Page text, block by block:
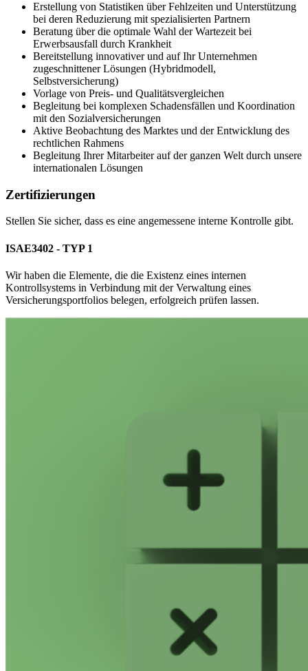
Erstellung von Statistiken über Fehlzeiten und Unterstützung
bei deren Reduzierung mit spezialisierten Partnern
Beratung über die optimale Wahl der Wartezeit bei
Erwerbsausfall durch Krankheit
Bereitstellung innovativer und auf Ihr Unternehmen
zugeschnittener Lösungen (Hybridmodell,
Selbstversicherung)
Vorlage von Preis- und Qualitätsvergleichen
Begleitung bei komplexen Schadensfällen und Koordination
mit den Sozialversicherungen
Aktive Beobachtung des Marktes und der Entwicklung des
rechtlichen Rahmens
Begleitung Ihrer Mitarbeiter auf der ganzen Welt durch unsere
internationalen Lösungen
Zertifizierungen
Stellen Sie sicher, dass es eine angemessene interne Kontrolle gibt.
ISAE3402 - TYP 1
Wir haben die Elemente, die die Existenz eines internen
Kontrollsystems in Verbindung mit der Verwaltung eines
Versicherungsportfolios belegen, erfolgreich prüfen lassen.